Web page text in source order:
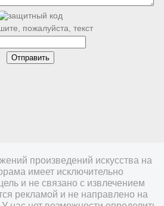
пожалуйста, текст
произведений искусства на
имеет исключительно
и не связано с извлечением
рекламой и не направлено на